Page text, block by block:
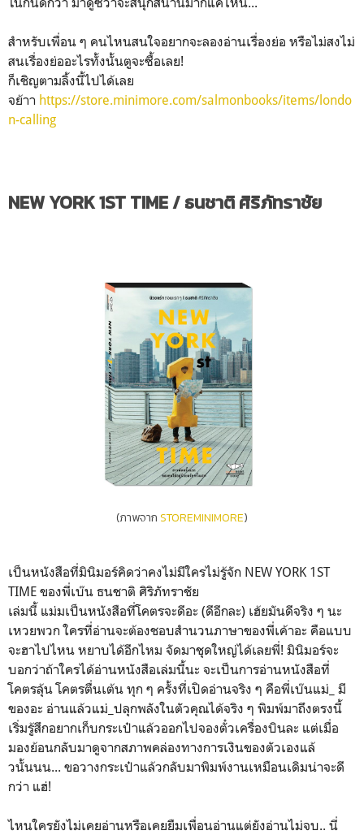
สำหรับเพื่อน ๆ คนไหนสนใจอยากจะลองอ่านเรื่องย่อ หรือไม่สงไม่
สนเรื่องย่ออะไรทั้งนั้นตูจะซื้อเลย!
ก็เชิญตามลิ้งนี้ไปได้เลย
จย้าา https://store.minimore.com/salmonbooks/items/londo
n-calling
NEW YORK 1ST TIME / ธนชาติ ศิริภัทราชัย
(ภาพจากSTOREMINIMORE)
เป็นหนังสือที่มินิมอร์คิดว่าคงไม่มีใครไม่รู้จัก NEW YORK 1ST
TIME ของพี่เบ๊น ธนชาติ ศิริภัทราชัย
เล่มนี้ แม่มเป็นหนังสือที่โคตรจะดีอะ (ดีอีกละ) เฮ้ยมันดีจริง ๆ นะ
เหวยพวก ใครที่อ่านจะต้องชอบสำนวนภาษาของพี่เค้าอะ คือแบบ
จะฮาไปไหน หยาบได้อีกไหม จัดมาชุดใหญ่ได้เลยพี่! มินิมอร์จะ
บอกว่าถ้าใครได้อ่านหนังสือเล่มนี้นะ จะเป็นการอ่านหนังสือที่
โคตรลุ้น โคตรตื่นเต้น ทุก ๆ ครั้งที่เปิดอ่านจริง ๆ คือพี่เบ๊นแม่_ มี
ของอะ อ่านแล้วแม่_ปลุกพลังในตัวคุณได้จริง ๆ พิมพ์มาถึงตรงนี้
เริ่มรู้สึกอยากเก็บกระเป๋าแล้วออกไปจองตั๋วเครื่องบินละ แต่เมื่อ
มองย้อนกลับมาดูจากสภาพคล่องทางการเงินของตัวเองแล้
วนั้นนน... ขอวางกระเป๋าแล้วกลับมาพิมพ์งานเหมือนเดิมน่าจะดี
กว่า แฮ่!
ไหนใครยังไม่เคยอ่านหรือเคยยืมเพื่อนอ่านแต่ยังอ่านไม่จบ.. นี่